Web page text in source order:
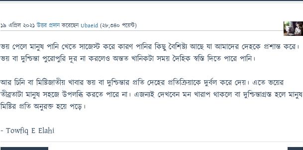
19 এপ্রিল 2021 উত্তর প্রদান করেছেনUbaeid (28,340 পয়েন্ট)
ভয় পেলে মানুষ পানি খেতে সাজেস্ট করে কারণ পানির কিছু বৈশিষ্ট্য আছে যা আমাদের দেহকে প্রশান্ত করে।
ভয় বা দুশ্চিন্তা পুরোপুরি দূর না করলেও অন্তত খানিকটা সময় দৈহিক স্বস্তি দিতে পারে পানি।
আর চিনি বা মিষ্টিজাতীয় খাবার ভয় বা দুশ্চিন্তার প্রতি দেহের প্রতিক্রিয়াকে দুর্বল করে দেয়। এতে ভয়ের
তীব্রতাটা মানুষ সহজে উপলব্ধি করতে পারে না। এজন্যই দেখবেন মন খারাপ থাকলে বা দুশ্চিন্তাগ্রস্ত হলে মানুষ
মিষ্টির প্রতি অনুরক্ত হয়ে পড়ে।
- Towfiq E Elahi